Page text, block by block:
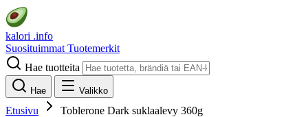
kalori .info
Suosituimmat Tuotemerkit
Hae tuotteita
Hae Valikko
Etusivu Toblerone Dark suklaalevy 360g